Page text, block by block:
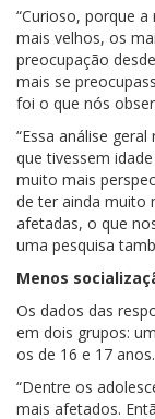
“Curioso, porque
mais velhos, os
preocupação
mais se
foi o que nós
“Essa análise
que tivessem
muito mais
de ter ainda muito
afetadas, o que
uma pesquisa
Menos
Os dados das
em dois grupos:
os de 16 e 17 anos.
“Dentre os
mais afetados.